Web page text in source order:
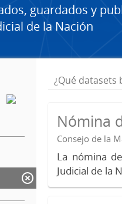
guardados y
de la Nación
Nómina
Consejo de la
La nómina
Judicial de la